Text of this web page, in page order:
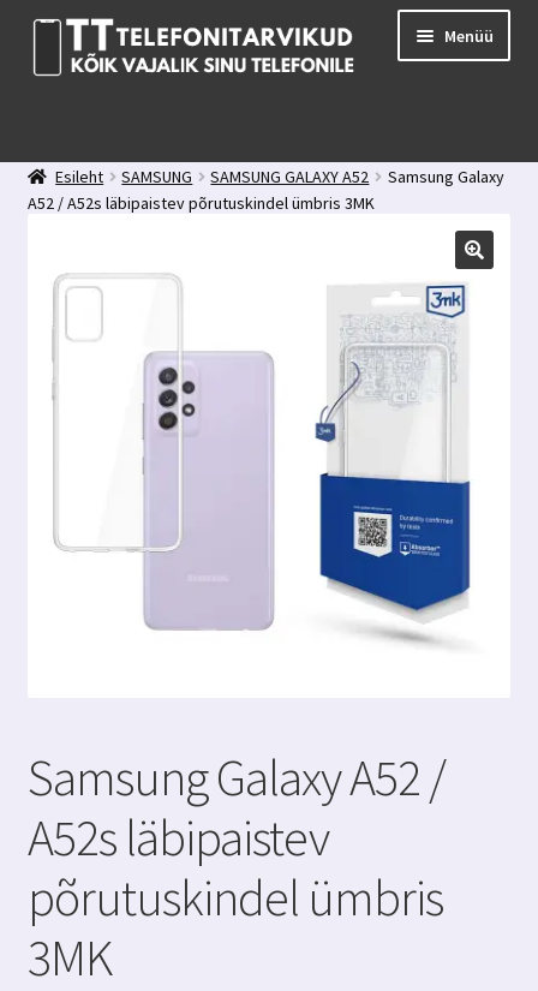
Liigu
navigeerimisele
Liigu
juurde
Menüü
Minu konto
Kontakt
Tagasiside
Esileht SAMSUNG SAMSUNG GALAXY A52
Samsung Galaxy
A52 / A52s läbipaistev põrutuskindel ümbris 3MK
Samsung Galaxy A52 /
A52s läbipaistev
põrutuskindel ümbris
3MK